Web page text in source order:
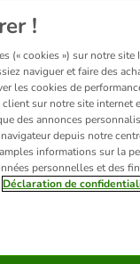
!
(« cookies ») sur notre site
naviguer et faire des
les cookies de
sur notre site internet
des annonces
depuis notre
informations sur la
personnelles et des
Déclaration de